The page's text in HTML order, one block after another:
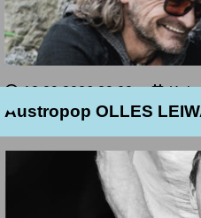
12.09.2026 20:00
Begeben Sie sich auf eine
Austropop OLLES